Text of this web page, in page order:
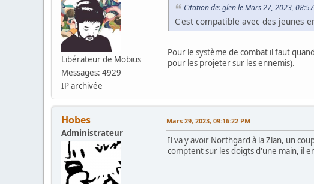
Libérateur de Mobius
Messages: 4929
IP archivée
Citation de: glen le Mars 27, 2023,
C'est compatible avec des jeunes
Pour le système de combat il faut
pour les projeter sur les ennemis).
Hobes
Administrateur
Mars 29, 2023, 09:16:22 PM
Il va y avoir Northgard à la Zlan, un
comptent sur les doigts d'une main, il